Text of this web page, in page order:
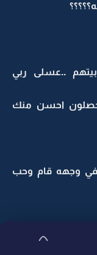
..عسلى ربي
احسن منك
في وجهه قام وحب